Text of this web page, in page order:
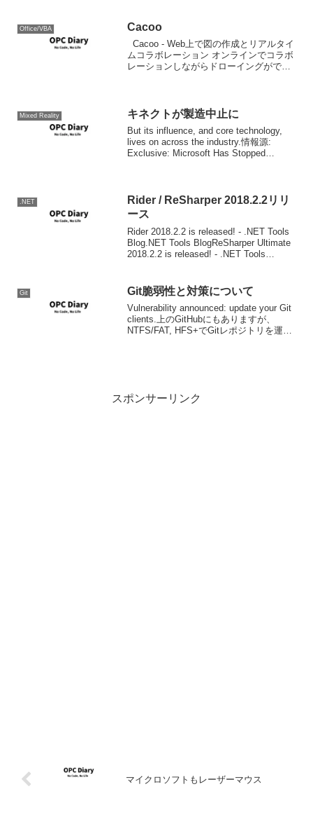
無くも無いので...
Office/VBA Cacoo
Cacoo - Web上で図の作成とリアルタイ
ムコラボレーション オンラインでコラボ
レーションしながらドローイングができ
Mixed Reality キネクトが製造中止に
But its influence, and core technology,
lives on across the industry.情報源:
Exclusive: Microsoft Has Stopped
.NET
Rider / ReSharper 2018.2.2リリ
ース
Rider 2018.2.2 is released! - .NET Tools
Blog.NET Tools BlogReSharper Ultimate
2018.2.2 is released! - .NET Tools
Git Git脆弱性と対策について
Vulnerability announced: update your Git
clients.上のGitHubにもありますが、
NTFS/FAT, HFS+でGitレポジトリを運用
スポンサーリンク
マイクロソフトもレーザーマウス